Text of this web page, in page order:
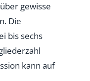
gewisse
Die
bis sechs
kann auf